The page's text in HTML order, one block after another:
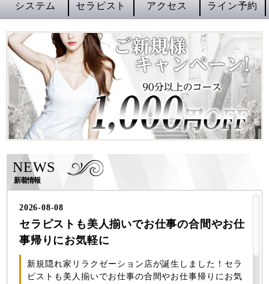
システム セラピスト アクセス ライン予約
新着情報
NEWS
2026-08-08
セラピストも美人揃いでお仕事の合間やお仕
事帰りにお気軽に
新規隠れ家リラクゼーション店が誕生しました！セラ
ピストも美人揃いでお仕事の合間やお仕事帰りにお気